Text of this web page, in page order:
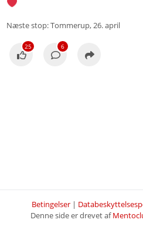
Næste stop: Tommerup, 26. april
25 6
Betingelser |
Denne side er drevet af